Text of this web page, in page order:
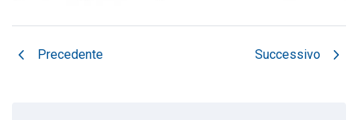
chevron_left Precedente Successivo chevron_right